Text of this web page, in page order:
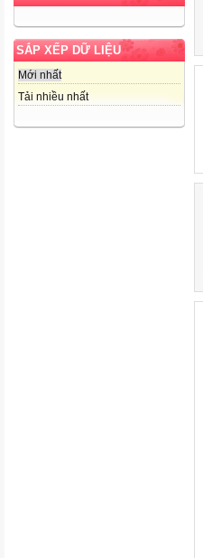
SẮP XẾP DỮ LIỆU
Mới nhất
Tải nhiều nhất